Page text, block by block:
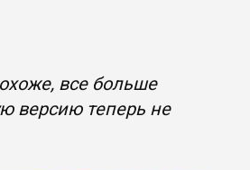
все больше
версию теперь не